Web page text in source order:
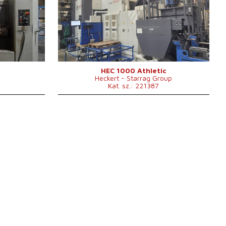
/min.
Fanuc vezérlőrendszer
Fanuc 31i
Az asztal felfogó felülete
1000x800
X irányú mozgás
1700 mm
Y irányú mozgás
1250 mm
Z irányú mozgás
1800 mm
Orsó fordulatszáma
1 - 6000 /min.
Vezérelt tengelyek száma
4
Orsón keresztüli hűtés
igen
Orsón keresztüli hűtőnyomás
Orsókúp
SK 50 .
HEC 1000 Athletic
Heckert - Starrag Group
Kat. sz.: 221387